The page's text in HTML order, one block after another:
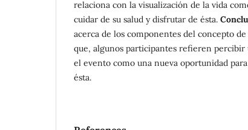
relaciona con la visualización de la vida
cuidar de su salud y disfrutar de ésta.
acerca de los componentes del concepto
que, algunos participantes refieren percibir
el evento como una nueva oportunidad
ésta.